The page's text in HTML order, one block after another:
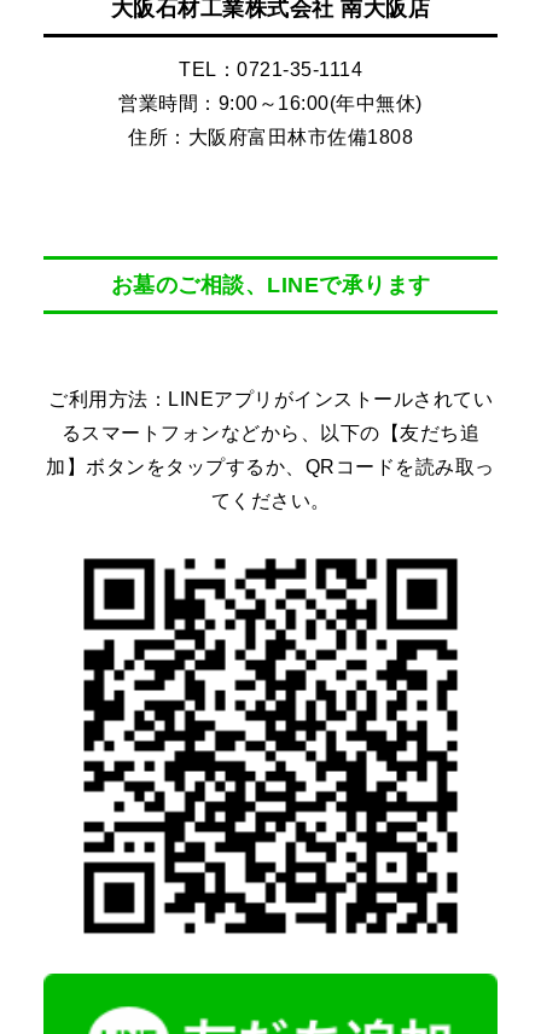
大阪石材工業株式会社 南大阪店
TEL：0721-35-1114
営業時間：9:00～16:00(年中無休)
住所：大阪府富田林市佐備1808
お墓のご相談、LINEで承ります
ご利用方法：LINEアプリがインストールされてい
るスマートフォンなどから、以下の【友だち追
加】ボタンをタップするか、QRコードを読み取っ
てください。